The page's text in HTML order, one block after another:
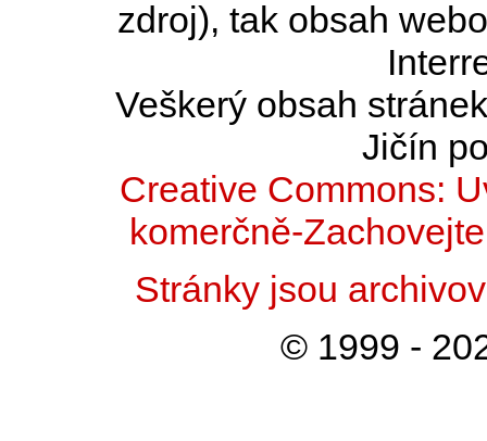
zdroj), tak obsah
Veškerý obsah
Jičín
Creative Commons:
komerčně-
Stránky jsou
© 1999 -